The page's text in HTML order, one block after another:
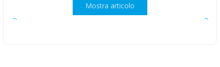
Mostra articolo